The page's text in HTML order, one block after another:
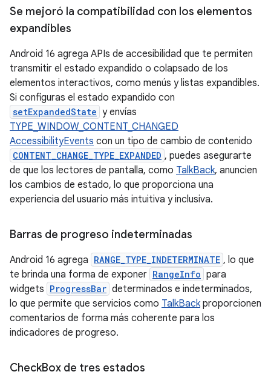
Se mejoró la compatibilidad con los elementos
expandibles
Android 16 agrega APIs de accesibilidad que te permiten
transmitir el estado expandido o colapsado de los
elementos interactivos, como menús y listas expandibles.
Si configuras el estado expandido con
setExpandedState y envías
TYPE_WINDOW_CONTENT_CHANGED
AccessibilityEvents con un tipo de cambio de contenido
CONTENT_CHANGE_TYPE_EXPANDED , puedes asegurarte
de que los lectores de pantalla, como TalkBack, anuncien
los cambios de estado, lo que proporciona una
experiencia del usuario más intuitiva y inclusiva.
Barras de progreso indeterminadas
Android 16 agrega RANGE_TYPE_INDETERMINATE , lo que
te brinda una forma de exponer RangeInfo para
widgets ProgressBar determinados e indeterminados,
lo que permite que servicios como TalkBackproporcionen
comentarios de forma más coherente para los
indicadores de progreso.
CheckBox de tres estados